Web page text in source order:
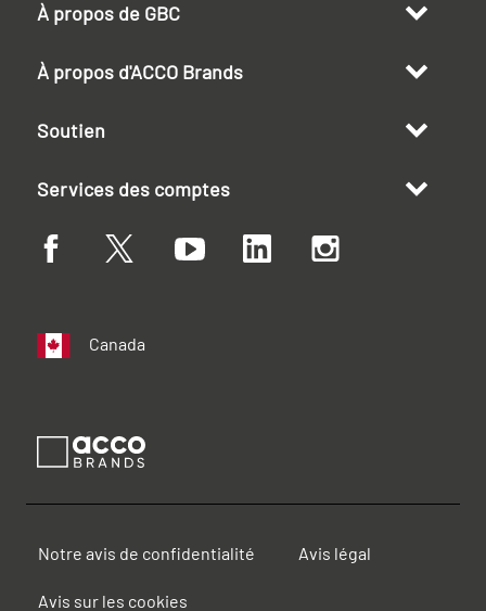
À propos de GBC
À propos d'ACCO Brands
Soutien
Services des comptes
Canada
Notre avis de confidentialité Avis légal
Avis sur les cookies